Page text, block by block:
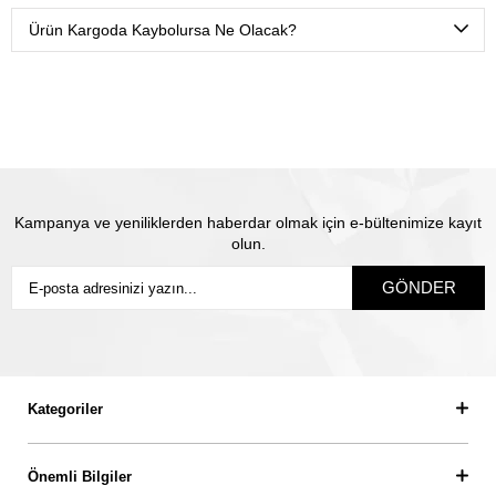
olduğunuz isme teslim olacak şekilde sigortalı olarak
gönderiyoruz.
Ürün Kargoda Kaybolursa Ne Olacak?
Kampanya ve yeniliklerden haberdar olmak için e-bültenimize kayıt
olun.
GÖNDER
Kategoriler
Önemli Bilgiler